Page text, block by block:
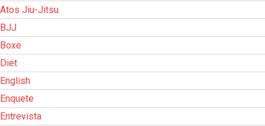
Atos Jiu-Jitsu
BJJ
Boxe
Diet
English
Enquete
Entrevista